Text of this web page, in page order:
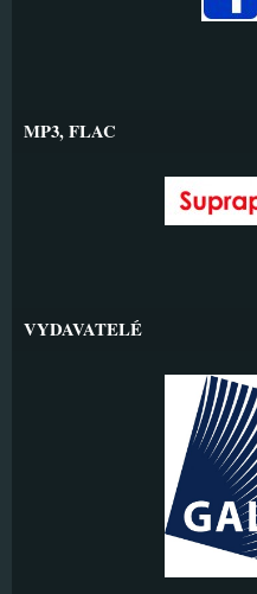
MP3, FLAC
VYDAVATELÉ